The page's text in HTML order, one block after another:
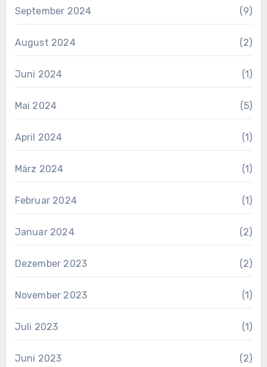
September 2024 (9)
August 2024 (2)
Juni 2024 (1)
Mai 2024 (5)
April 2024 (1)
März 2024 (1)
Februar 2024 (1)
Januar 2024 (2)
Dezember 2023 (2)
November 2023 (1)
Juli 2023 (1)
Juni 2023 (2)